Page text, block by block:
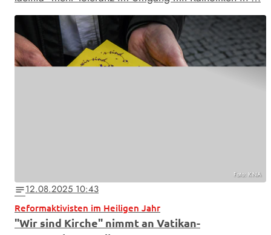
Foto: KNA
notes12.08.2025 10:43
Reformaktivisten im Heiligen Jahr
"Wir sind Kirche" nimmt an Vatikan-